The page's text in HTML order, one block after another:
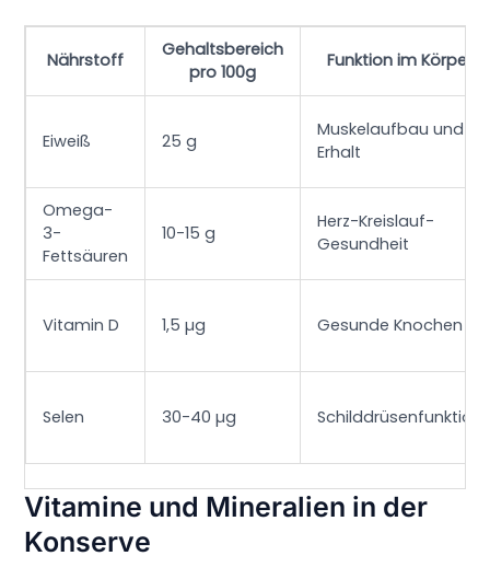
Nährstoff
Gehaltsbereich
pro 100g
Funktion im Körper
Eiweiß 25 g
Muskelaufbau und
Erhalt
Omega-
3-
Fettsäuren
10-15 g
Herz-Kreislauf-
Gesundheit
Vitamin D 1,5 µg Gesunde Knochen
Selen 30-40 µg Schilddrüsenfunktion
Vitamine und Mineralien in der
Konserve